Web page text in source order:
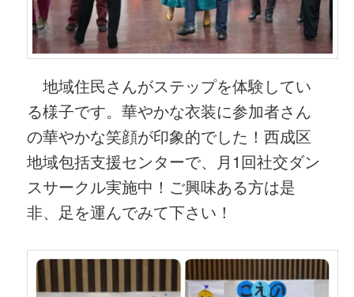
地域住民さんがステップを体験してい
る様子です。華やかな衣装に参加者さん
の華やかな笑顔が印象的でした！西成区
地域包括支援センターで、月1回社交ダン
スサークル実施中！ご興味ある方は是
非、足を運んでみて下さい！